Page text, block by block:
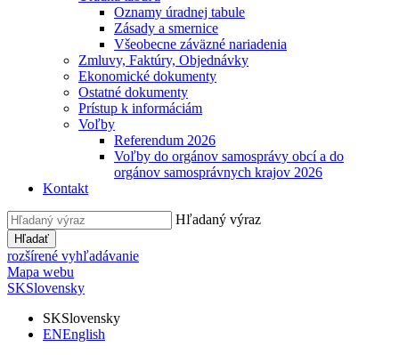
Oznamy úradnej tabule
Zásady a smernice
Všeobecne záväzné nariadenia
Zmluvy, Faktúry, Objednávky
Ekonomické dokumenty
Ostatné dokumenty
Prístup k informáciám
Voľby
Referendum 2026
Voľby do orgánov samosprávy obcí a do
orgánov samosprávnych krajov 2026
Kontakt
Hľadaný výraz
Hľadať
rozšírené vyhľadávanie
Mapa webu
SKSlovensky
SKSlovensky
ENEnglish